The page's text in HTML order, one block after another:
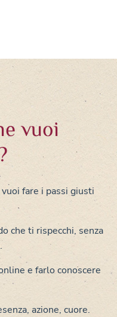
vuoi
fare i passi giusti
che ti rispecchi, senza
e farlo conoscere
azione, cuore.